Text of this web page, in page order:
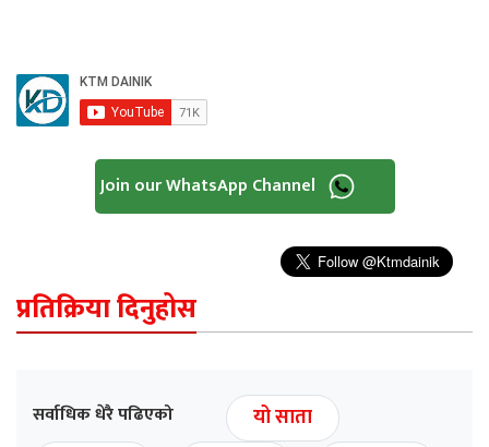
Join our WhatsApp Channel
प्रतिक्रिया दिनुहोस
सर्वाधिक धेरै पढिएको
यो साता